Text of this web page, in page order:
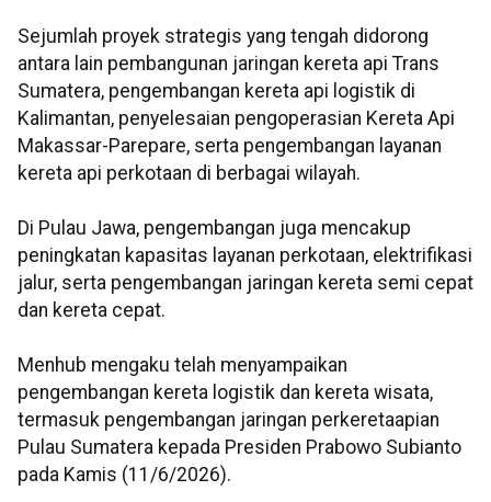
Sejumlah proyek strategis yang tengah didorong
antara lain pembangunan jaringan kereta api Trans
Sumatera, pengembangan kereta api logistik di
Kalimantan, penyelesaian pengoperasian Kereta Api
Makassar-Parepare, serta pengembangan layanan
kereta api perkotaan di berbagai wilayah.
Di Pulau Jawa, pengembangan juga mencakup
peningkatan kapasitas layanan perkotaan, elektrifikasi
jalur, serta pengembangan jaringan kereta semi cepat
dan kereta cepat.
Menhub mengaku telah menyampaikan
pengembangan kereta logistik dan kereta wisata,
termasuk pengembangan jaringan perkeretaapian
Pulau Sumatera kepada Presiden Prabowo Subianto
pada Kamis (11/6/2026).